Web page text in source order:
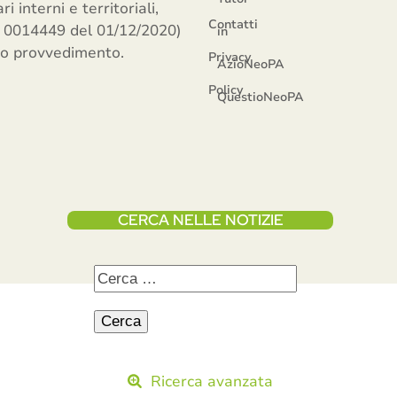
interni e territoriali,
del 01/12/2020)
provvedimento.
CERCA NELLE NOTIZIE
Ricerca avanzata
Contatti
Privacy
Policy
in
AzioNeoPA
QuestioNeoPA